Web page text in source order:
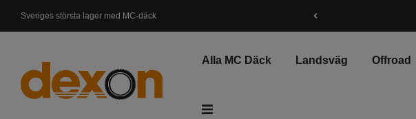
Sveriges största lager med MC-däckSvenskt lager, Leveranstid 1-3 dagar
Alla MC Däck Landsväg Offroad